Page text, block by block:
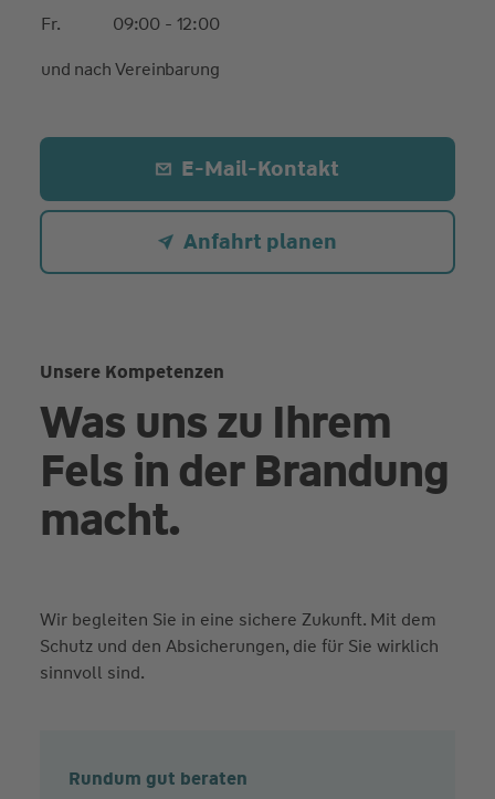
Fr.
09:00 - 12:00
und nach Vereinbarung
E-Mail-Kontakt
Anfahrt planen
Unsere Kompetenzen
Was uns zu Ihrem
Fels in der Brandung
macht.
Wir begleiten Sie in eine sichere Zukunft. Mit dem
Schutz und den Absicherungen, die für Sie wirklich
sinnvoll sind.
Rundum gut beraten